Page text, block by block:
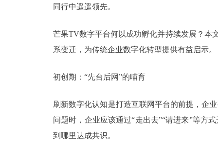
同行中遥遥领先。
芒果TV数字平台何以成功孵化并持续发展？本
系变迁，为传统企业数字化转型提供有益启示。
初创期：“先台后网”的哺育
刷新数字化认知是打造互联网平台的前提，企
问题时，企业应该通过“走出去”“请进来”等方
到哪里达成共识。